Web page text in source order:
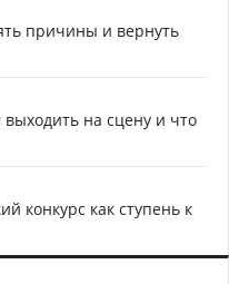
причины и вернуть
на сцену и что
конкурс как ступень к